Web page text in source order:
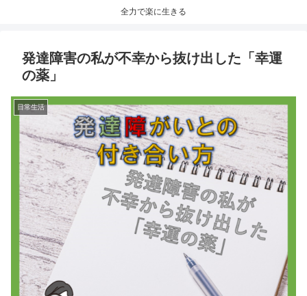
全力で楽に生きる
発達障害の私が不幸から抜け出した「幸運
の薬」
日常生活